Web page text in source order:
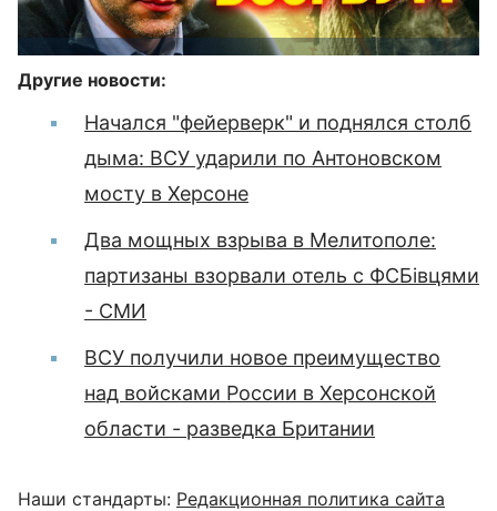
Другие новости:
Начался "фейерверк" и поднялся столб
дыма: ВСУ ударили по Антоновском
мосту в Херсоне
Два мощных взрыва в Мелитополе:
партизаны взорвали отель с ФСБівцями
- СМИ
ВСУ получили новое преимущество
над войсками России в Херсонской
области - разведка Британии
Наши стандарты: Редакционная политика сайта